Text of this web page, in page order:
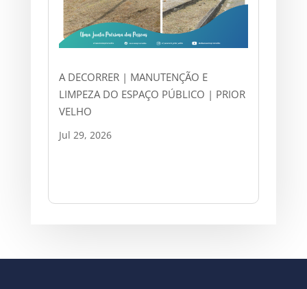
A DECORRER | MANUTENÇÃO E
LIMPEZA DO ESPAÇO PÚBLICO | PRIOR
VELHO
Jul 29, 2026